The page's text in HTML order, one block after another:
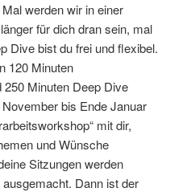
werden wir in einer
für dich dran sein, mal
Dive bist du frei und flexibel.
120 Minuten
Minuten Deep Dive
bis Ende Januar
mit dir,
und Wünsche
Sitzungen werden
Dann ist der